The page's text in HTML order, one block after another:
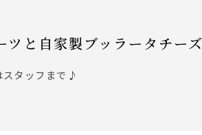
ツと自家製ブッラータチーズ
スタッフまで♪